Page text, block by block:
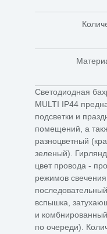
Светодиодная
MULTI IP44
подсветки и
помещений, а
разноцветный
зеленый).
цвет провода -
режимов
вспышка,
и
по очереди).